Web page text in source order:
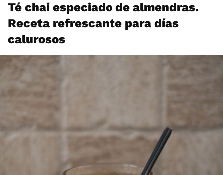
Té chai especiado de almendras.
Receta refrescante para días
calurosos